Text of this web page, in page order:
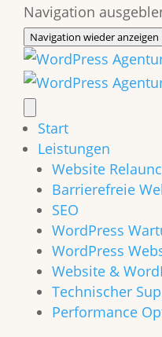
Navigation
Navigation wieder anzeigen
Start
Leistungen
Website
Barrierefreie
SEO
WordPress
WordPress
Website &
Technischer
Performance